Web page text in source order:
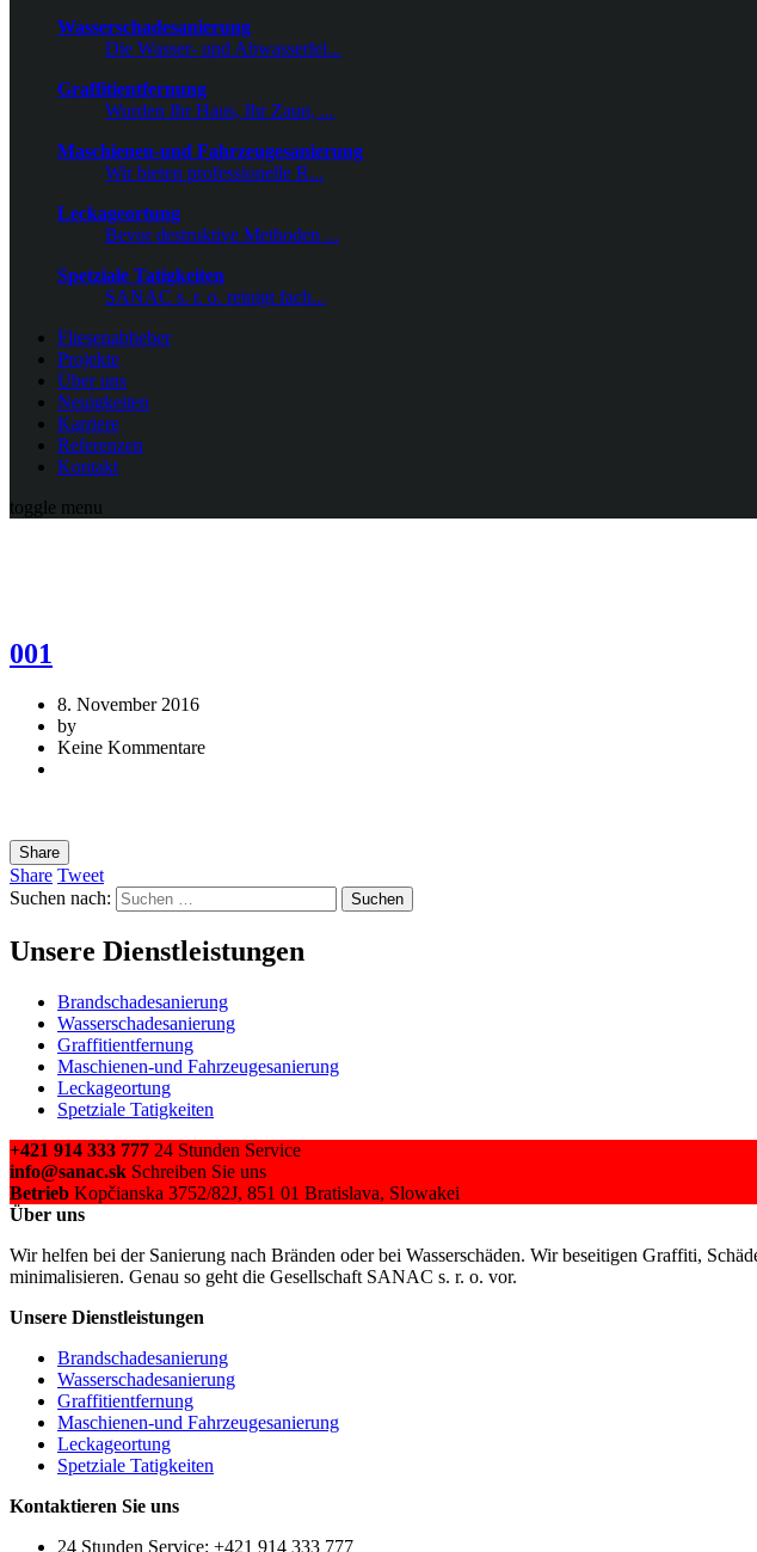
Wasserschadesanierung
Die Wasser- und Abwasserlei...
Graffitientfernung
Wurden Ihr Haus, Ihr Zaun, ...
Maschienen-und Fahrzeugesanierung
Wir bieten professionelle R...
Leckageortung
Bevor destruktive Methoden ...
Spetziale Tatigkeiten
SANAC s. r. o. reinigt fach...
Fliesenabheber
Projekte
Über uns
Neuigkeiten
Karriere
Referenzen
Kontakt
toggle menu
001
8. November 2016
by
Keine Kommentare
Share
Share Tweet
Suchen nach:
Unsere Dienstleistungen
Brandschadesanierung
Wasserschadesanierung
Graffitientfernung
Maschienen-und Fahrzeugesanierung
Leckageortung
Spetziale Tatigkeiten
+421 914 333 777 24 Stunden Service
info@sanac.sk Schreiben Sie uns
Betrieb Kopčianska 3752/82J, 851 01 Bratislava, Slowakei
Über uns
Wir helfen bei der Sanierung nach Bränden oder bei Wasserschäden. Wir beseitigen Graffiti,
minimalisieren. Genau so geht die Gesellschaft SANAC s. r. o. vor.
Unsere Dienstleistungen
Brandschadesanierung
Wasserschadesanierung
Graffitientfernung
Maschienen-und Fahrzeugesanierung
Leckageortung
Spetziale Tatigkeiten
Kontaktieren Sie uns
24 Stunden Service: +421 914 333 777